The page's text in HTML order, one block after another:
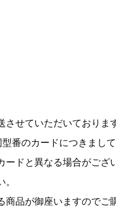
せていただいておりま
番のカードにつきまし
ードと異なる場合がござ
商品が御座いますのでご